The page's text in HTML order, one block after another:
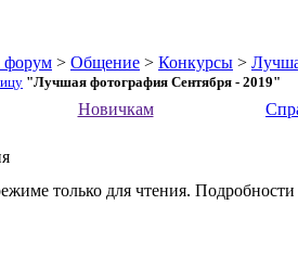
форум > Общение > Конкурсы >
"Лучшая фотография Сентября - 2019"
Новичкам
только для чтения.